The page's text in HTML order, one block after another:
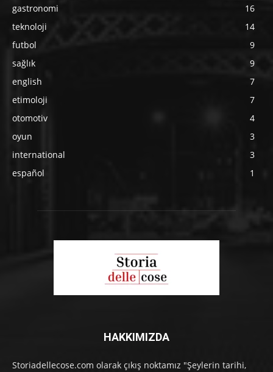
gastronomi
16
teknoloji
14
futbol
9
sağlık
9
english
7
etimoloji
7
otomotiv
4
oyun
3
international
3
español
1
HAKKIMIZDA
Storiadellecose.com olarak çıkış noktamız "Şeylerin tarihi,